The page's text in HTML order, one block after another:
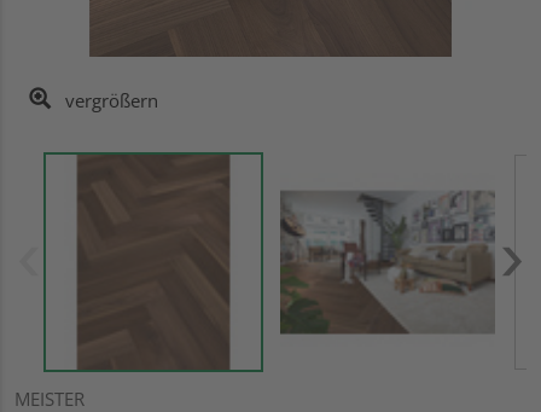
vergrößern
MEISTER